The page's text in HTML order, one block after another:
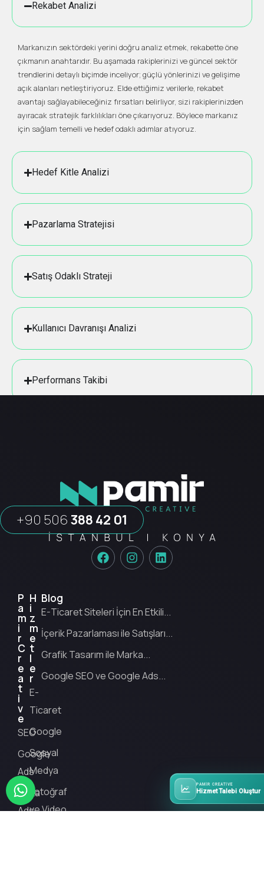
Rekabet Analizi
Markanızın sektördeki yerini doğru analiz etmek, rekabette öne
çıkmanın anahtarıdır. Bu aşamada rakiplerinizi ve güncel sektör
trendlerini detaylı biçimde inceliyor; güçlü yönlerinizi ve gelişime
açık alanları netleştiriyoruz. Elde ettiğimiz verilerle, rekabet
avantajı sağlayabileceğiniz fırsatları belirliyor, sizi rakiplerinizden
ayıracak stratejik farklılıkları öne çıkarıyoruz. Böylece markanız
için sağlam temelli ve hedef odaklı adımlar atıyoruz.
Hedef Kitle Analizi
Pazarlama Stratejisi
Satış Odaklı Strateji
Kullanıcı Davranışı Analizi
Performans Takibi
+90 506 388 42 01
P
a
m
i
r
C
r
e
a
t
i
v
e
SEO
Google
Ads
Meta
Ads
H
i
z
m
e
t
l
e
r
E-
Ticaret
Google
Sosyal
Medya
Fotoğraf
ve Video
Blog
E-Ticaret Siteleri İçin En Etkili...
İçerik Pazarlaması ile Satışları...
Grafik Tasarım ile Marka...
Google SEO ve Google Ads...
PAMIR CREATIVE
Hizmet Talebi Oluştur